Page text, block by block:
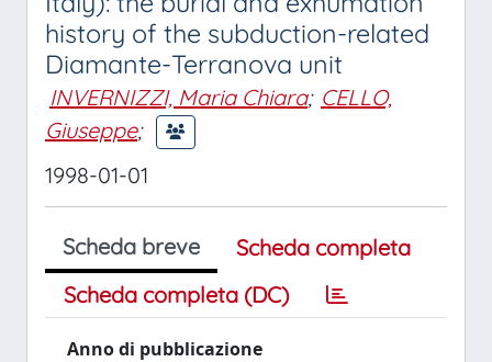
history of the subduction-related
Diamante-Terranova unit
INVERNIZZI, Maria Chiara; CELLO,
Giuseppe;
1998-01-01
Scheda breve
Scheda completa
Scheda completa (DC)
Anno di pubblicazione